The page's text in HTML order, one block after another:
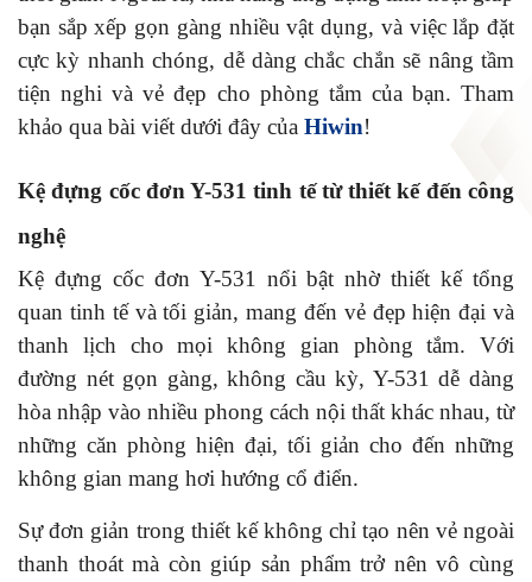
bạn sắp xếp gọn gàng nhiều vật dụng, và việc lắp đặt
cực kỳ nhanh chóng, dễ dàng chắc chắn sẽ nâng tầm
tiện nghi và vẻ đẹp cho phòng tắm của bạn. Tham
khảo qua bài viết dưới đây của Hiwin!
Kệ đựng cốc đơn Y-531 tinh tế từ thiết kế đến công
nghệ
Kệ đựng cốc đơn Y-531 nổi bật nhờ thiết kế tổng
quan tinh tế và tối giản, mang đến vẻ đẹp hiện đại và
thanh lịch cho mọi không gian phòng tắm. Với
đường nét gọn gàng, không cầu kỳ, Y-531 dễ dàng
hòa nhập vào nhiều phong cách nội thất khác nhau, từ
những căn phòng hiện đại, tối giản cho đến những
không gian mang hơi hướng cổ điển.
Sự đơn giản trong thiết kế không chỉ tạo nên vẻ ngoài
thanh thoát mà còn giúp sản phẩm trở nên vô cùng